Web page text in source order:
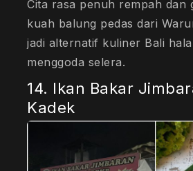
Cita rasa penuh rempah dan
kuah balung pedas dari
jadi alternatif kuliner Bali
menggoda selera.
14. Ikan Bakar
Kadek